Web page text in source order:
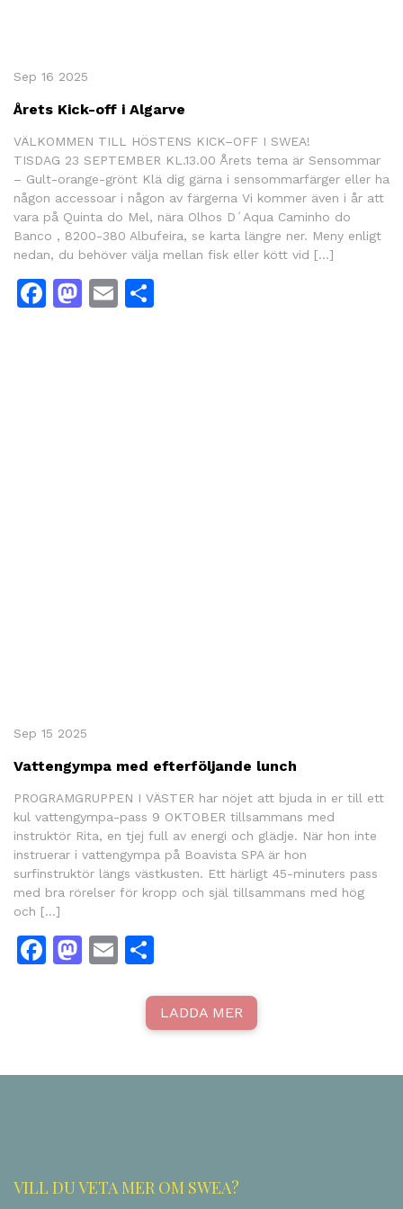
Sep 16 2025
Årets Kick-off i Algarve
VÄLKOMMEN TILL HÖSTENS KICK–OFF I SWEA!
TISDAG 23 SEPTEMBER KL.13.00 Årets tema är Sensommar
– Gult-orange-grönt Klä dig gärna i sensommarfärger eller ha
någon accessoar i någon av färgerna Vi kommer även i år att
vara på Quinta do Mel, nära Olhos D´Aqua Caminho do
Banco , 8200-380 Albufeira, se karta längre ner. Meny enligt
nedan, du behöver välja mellan fisk eller kött vid […]
Facebook
Mastodon
Email
Sep 15 2025
Vattengympa med efterföljande lunch
PROGRAMGRUPPEN I VÄSTER har nöjet att bjuda in er till ett
kul vattengympa-pass 9 OKTOBER tillsammans med
instruktör Rita, en tjej full av energi och glädje. När hon inte
instruerar i vattengympa på Boavista SPA är hon
surfinstruktör längs västkusten. Ett härligt 45-minuters pass
med bra rörelser för kropp och själ tillsammans med hög
och […]
Facebook
Mastodon
Email
LADDA MER
VILL DU VETA MER OM SWEA?